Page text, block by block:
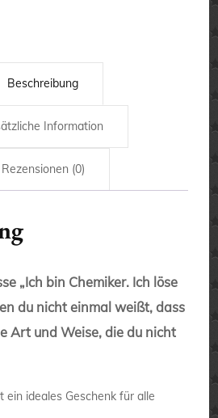
Beschreibung
Information
Rezensionen (0)
„Ich bin Chemiker. Ich löse
du nicht einmal weißt, dass
Art und Weise, die du nicht
ein ideales Geschenk für alle